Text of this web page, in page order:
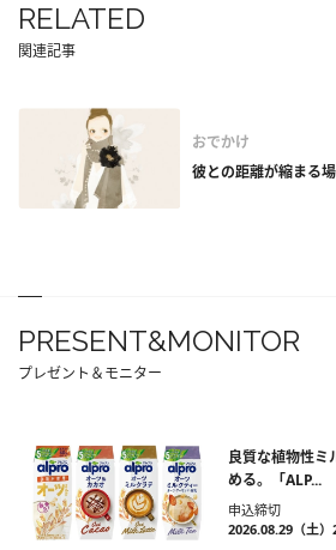
RELATED
関連記事
おでかけ
彼との距離が縮まる
PRESENT&MONITOR
プレゼント＆モニター
良質な植物性ミ
める。「ALP...
申込締切
2026.08.29（土）